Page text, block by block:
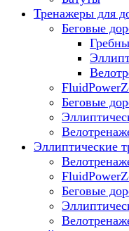
Тренажеры для
Беговые
Беговые
Эллиптические
Беговые